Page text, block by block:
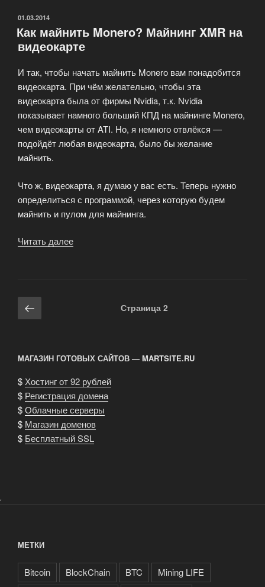
майнер.
Отзывы.»
ОПУБЛИКОВАНО
01.03.2014
Как майнить Monero? Майнинг XMR на
видеокарте
И так, чтобы начать майнить Monero вам понадобится
видеокарта. При чём желательно, чтобы эта
видеокарта была от фирмы Nvidia, т.к. Nvidia
показывает намного больший КПД на майнинге Monero,
чем видеокарты от ATI. Но, я немного отвлёкся —
подойдёт любая видеокарта, было бы желание
майнить.
Что ж, видеокарта, я думаю у вас есть. Теперь нужно
определиться с программой, через которую будем
майнить и пулом для майнинга.
Читать далее
Навигация
по
Предыдущая
страница
Страница 2
МАГАЗИН ГОТОВЫХ САЙТОВ — MARTSITE.RU
$ Хостинг от 92 рублей
$ Регистрация домена
$Облачные серверы
$ Магазин доменов
$ Бесплатный SSL
.
МЕТКИ
Bitcoin BlockChain BTC
Mining LIFE